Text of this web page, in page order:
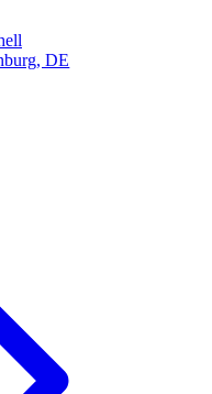
, DE